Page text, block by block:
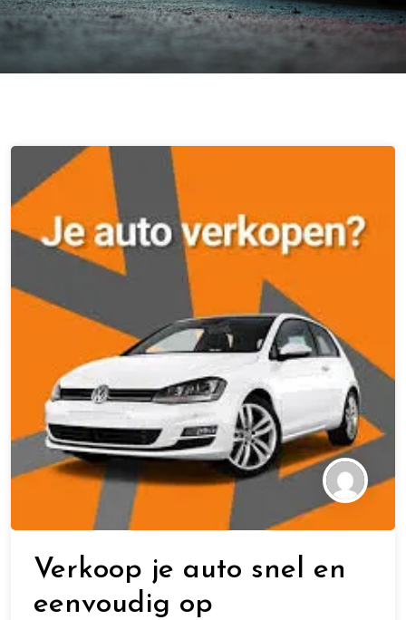
Verkoop je auto snel en
eenvoudig op